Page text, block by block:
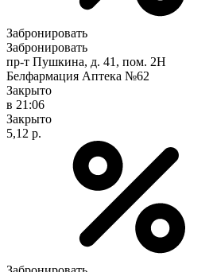
Забронировать
Забронировать
пр-т Пушкина, д. 41, пом. 2Н
Белфармация Аптека №62
Закрыто
в 21:06
Закрыто
5,12 р.